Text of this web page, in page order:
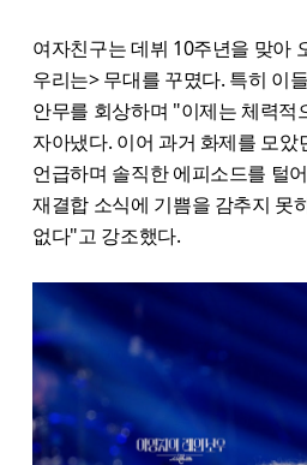
여자친구는 데뷔 10주년을 맞아
우리는> 무대를 꾸몄다. 특히 이
안무를 회상하며 "이제는 체력적
자아냈다. 이어 과거 화제를 모
언급하며 솔직한 에피소드를 털
재결합 소식에 기쁨을 감추지 못
없다"고 강조했다.